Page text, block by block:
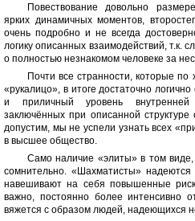
Повествование довольно
ярких динамичных моментов,
очень подробно и не всегда
логику описанных взаимодействий, т.к.
о полностью незнакомом человеке за
Почти все странности, которые
«рукалицо», в итоге достаточно
и приличный уровень внутренней
заключённых при описанной
допустим, мы не успели узнать всех
в высшее общество.
Само наличие «элиты» в том виде,
сомнительно. «Шахматисты»
навешивают на себя повышенные
важно, постоянно более интенсивно
вяжется с образом людей, надеющихся